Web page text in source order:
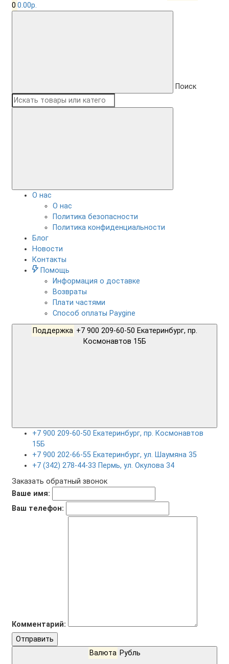
0 0.00р.
Поиск
О нас
О нас
Политика безопасности
Политика конфиденциальности
Блог
Новости
Контакты
Помощь
Информация о доставке
Возвраты
Плати частями
Способ оплаты Paygine
Поддержка +7 900 209-60-50 Екатеринбург, пр.
+7 900 209-60-50 Екатеринбург, пр. Космонавтов
15Б
+7 900 202-66-55 Екатеринбург, ул. Шаумяна 35
+7 (342) 278-44-33 Пермь, ул. Окулова 34
Заказать обратный звонок
Ваше имя:
Ваш телефон:
Комментарий:
Отправить
Валюта Рубль